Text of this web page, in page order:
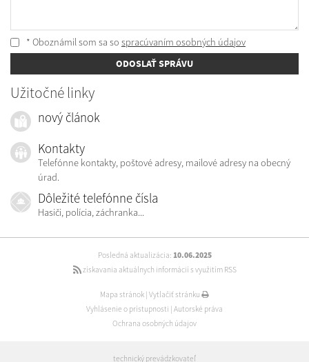
* Oboznámil som sa so spracúvaním osobných údajov
ODOSLAŤ SPRÁVU
Užitočné linky
nový článok
Kontakty
Telefónne kontakty, poštové adresy, mailové adresy na obecný
úrad.
Dôležité telefónne čísla
Hasiči, polícia, záchranka...
Posledná aktualizácia: 10.06.2025
získavania aktuálnych informácií s využitím RSS
Mapa stránok Vytlačiť stránku
Vyhlásenie o prístupnosti Autorské práva
Ochrana osobných údajov
technický prevádzkovateľ